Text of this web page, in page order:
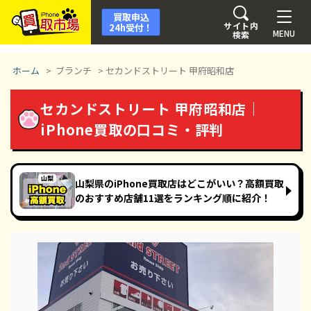
MENU
サイト内
検索
買取申込
24h受付！
ホーム > ブランチ > セカンドストリート 甲府昭和店
セカンドストリート 甲府昭和店｜
iPhone買取の口コミ・評判
山梨県のiPhone買取店はどこがいい？高額買取
のおすすめ店舗11選をランキング順に紹介！